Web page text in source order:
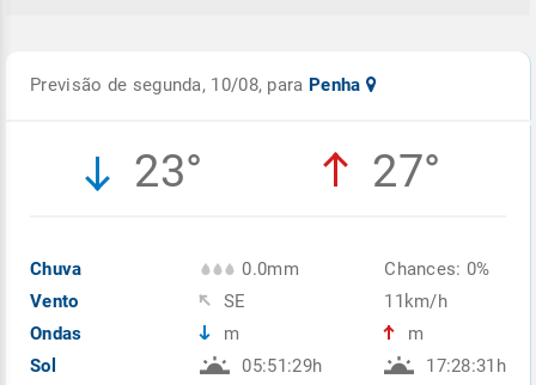
Previsão de segunda, 10/08, para Penha
23° 27°
Chuva
Vento
Ondas
Sol
0.0mm
SE
m
05:51:29h
Chances: 0%
11km/h
m
17:28:31h